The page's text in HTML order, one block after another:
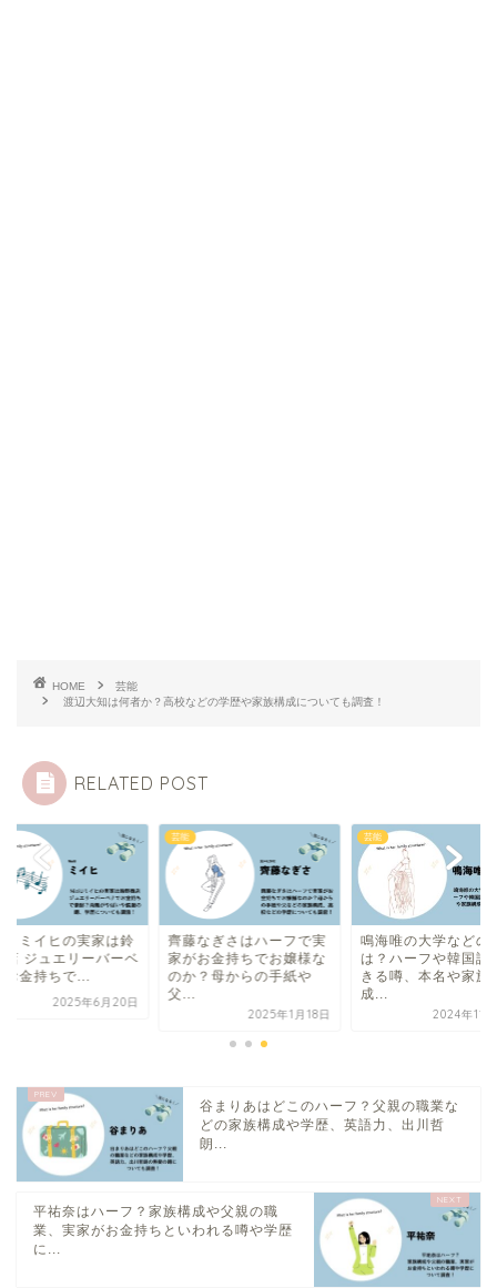
HOME
芸能
渡辺大知は何者か？高校などの学歴や家族構成についても調査！
RELATED POST
ミイヒの実家は鈴
店 ジュエリーバーベ
お金持ちで...
2025年6月20日
芸能
齊藤なぎさはハーフで実
家がお金持ちでお嬢様な
のか？母からの手紙や
父...
2025年1月18日
芸能
鳴海唯の大学などの
は？ハーフや韓国語
きる噂、本名や家族
成...
2024年11
谷まりあはどこのハーフ？父親の職業な
どの家族構成や学歴、英語力、出川哲
朗...
平祐奈はハーフ？家族構成や父親の職
業、実家がお金持ちといわれる噂や学歴
に...